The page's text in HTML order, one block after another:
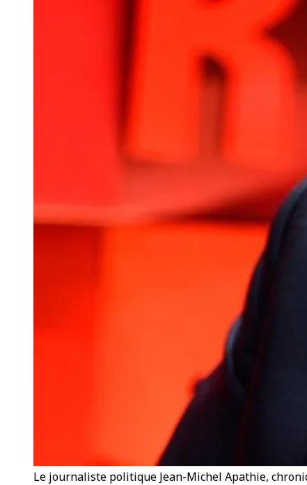
Le journaliste politique Jean-Michel Apathie,